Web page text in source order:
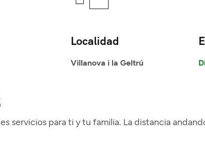
Localidad
Villanova i la Geltrú
servicios para ti y tu familia. La distancia